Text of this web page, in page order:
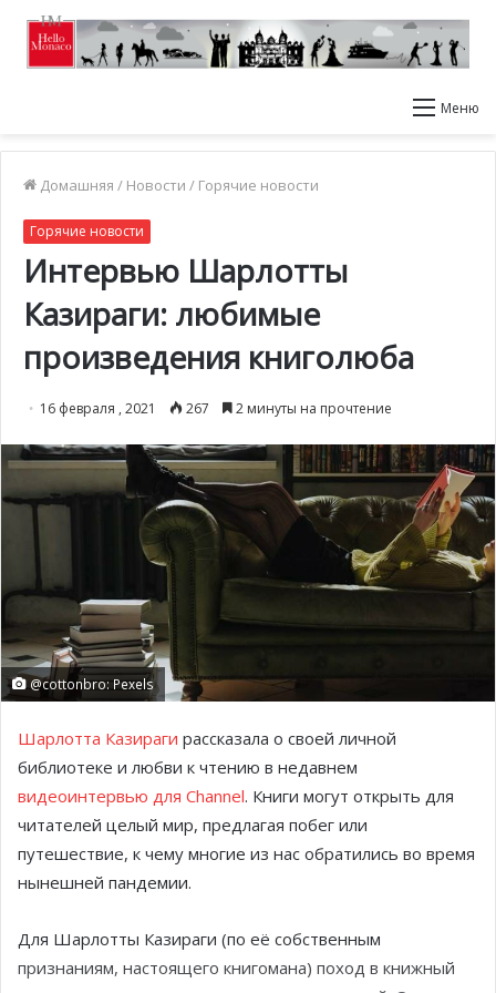
Меню
Домашняя / Новости / Горячие новости
Горячие новости
Интервью Шарлотты
Казираги: любимые
произведения книголюба
16 февраля , 2021 267 2 минуты на прочтение
@cottonbro: Pexels
Шарлотта Казираги рассказала о своей личной
библиотеке и любви к чтению в недавнем
видеоинтервью для Channel. Книги могут открыть для
читателей целый мир, предлагая побег или
путешествие, к чему многие из нас обратились во время
нынешней пандемии.
Для Шарлотты Казираги (по её собственным
признаниям, настоящего книгомана) поход в книжный